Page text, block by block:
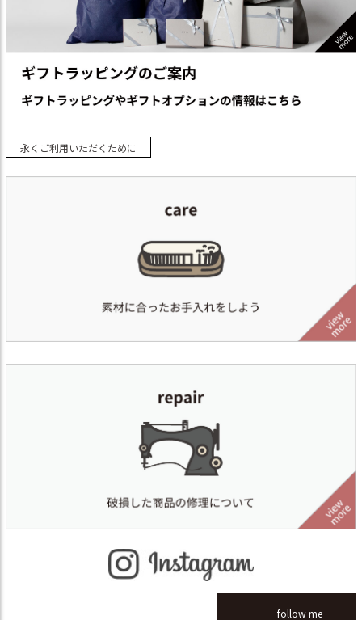
永くご利用いただくために
follow me